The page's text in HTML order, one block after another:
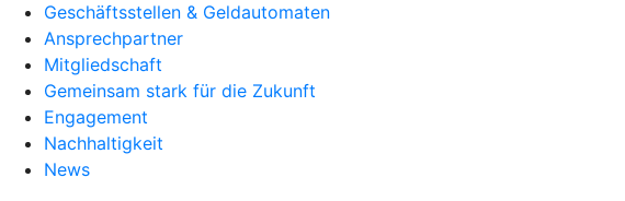
Geschäftsstellen & Geldautomaten
Ansprechpartner
Mitgliedschaft
Gemeinsam stark für die Zukunft
Engagement
Nachhaltigkeit
News